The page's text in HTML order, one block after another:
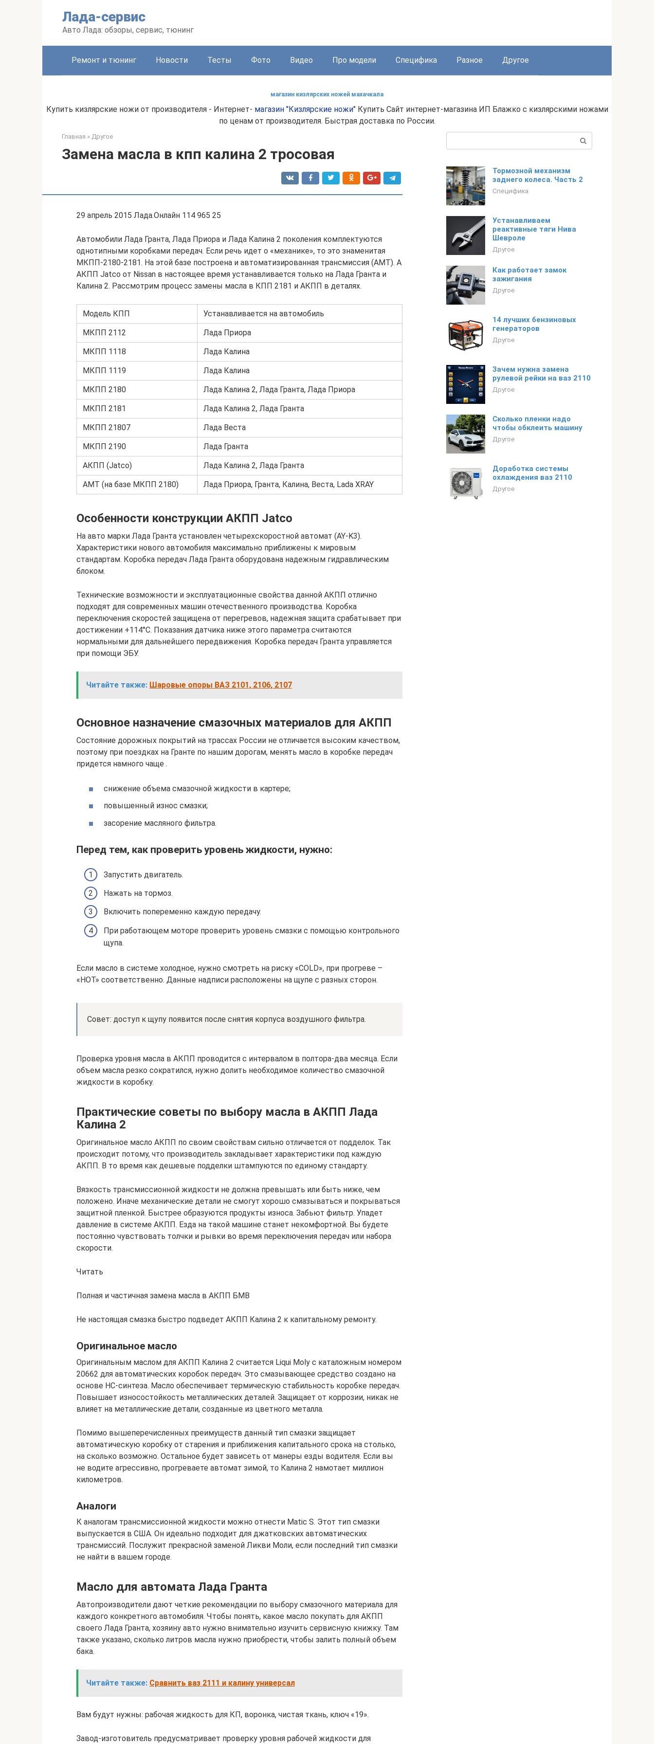
Лада-сервис
Авто Лада: обзоры, сервис, тюнинг
Ремонт и тюнинг Новости Тесты Фото Видео Про модели Специфика Разное Другое
магазин кизлярских ножей махачкала
Купить кизлярские ножи от производителя - Интернет- магазин "Кизлярские ножи" Купить Сайт интернет-магазина ИП Блажко с кизлярскими ножами
по ценам от производителя. Быстрая доставка по России.
Главная » Другое
Замена масла в кпп калина 2 тросовая
29 апрель 2015 Лада.Онлайн 114 965 25
Автомобили Лада Гранта, Лада Приора и Лада Калина 2 поколения комплектуются
однотипными коробками передач. Если речь идет о «механике», то это знаменитая
МКПП-2180-2181. На этой базе построена и автоматизированная трансмиссия (АМТ). А
АКПП Jatco от Nissan в настоящее время устанавливается только на Лада Гранта и
Калина 2. Рассмотрим процесс замены масла в КПП 2181 и АКПП в деталях.
Модель КПП Устанавливается на автомобиль
МКПП 2112 Лада Приора
МКПП 1118 Лада Калина
МКПП 1119 Лада Калина
МКПП 2180 Лада Калина 2, Лада Гранта, Лада Приора
МКПП 2181 Лада Калина 2, Лада Гранта
МКПП 21807 Лада Веста
МКПП 2190 Лада Гранта
АКПП (Jatco) Лада Калина 2, Лада Гранта
АМТ (на базе МКПП 2180) Лада Приора, Гранта, Калина, Веста, Lada XRAY
Особенности конструкции АКПП Jatcо
На авто марки Лада Гранта установлен четырехскоростной автомат (AY-K3).
Характеристики нового автомобиля максимально приближены к мировым
стандартам. Коробка передач Лада Гранта оборудована надежным гидравлическим
блоком.
Технические возможности и эксплуатационные свойства данной АКПП отлично
подходят для современных машин отечественного производства. Коробка
переключения скоростей защищена от перегревов, надежная защита срабатывает при
достижении +114°С. Показания датчика ниже этого параметра считаются
нормальными для дальнейшего передвижения. Коробка передач Гранта управляется
при помощи ЭБУ.
Читайте также: Шаровые опоры ВАЗ 2101, 2106, 2107
Основное назначение смазочных материалов для АКПП
Состояние дорожных покрытий на трассах России не отличается высоким качеством,
поэтому при поездках на Гранте по нашим дорогам, менять масло в коробке передач
придется намного чаще .
снижение объема смазочной жидкости в картере;
повышенный износ смазки;
засорение масляного фильтра.
Перед тем, как проверить уровень жидкости, нужно:
Запустить двигатель.
Нажать на тормоз.
Включить попеременно каждую передачу.
При работающем моторе проверить уровень смазки с помощью контрольного
щупа.
Если масло в системе холодное, нужно смотреть на риску «COLD», при прогреве –
«HOT» соответственно. Данные надписи расположены на щупе с разных сторон.
Совет: доступ к щупу появится после снятия корпуса воздушного фильтра.
Проверка уровня масла в АКПП проводится с интервалом в полтора-два месяца. Если
объем масла резко сократился, нужно долить необходимое количество смазочной
жидкости в коробку.
Практические советы по выбору масла в АКПП Лада
Калина 2
Оригинальное масло АКПП по своим свойствам сильно отличается от подделок. Так
происходит потому, что производитель закладывает характеристики под каждую
АКПП. В то время как дешевые подделки штампуются по единому стандарту.
Вязкость трансмиссионной жидкости не должна превышать или быть ниже, чем
положено. Иначе механические детали не смогут хорошо смазываться и покрываться
защитной пленкой. Быстрее образуются продукты износа. Забьют фильтр. Упадет
давление в системе АКПП. Езда на такой машине станет некомфортной. Вы будете
постоянно чувствовать толчки и рывки во время переключения передач или набора
скорости.
Читать
Полная и частичная замена масла в АКПП БМВ
Не настоящая смазка быстро подведет АКПП Калина 2 к капитальному ремонту.
Оригинальное масло
Оригинальным маслом для АКПП Калина 2 считается Liqui Moly с каталожным номером
20662 для автоматических коробок передач. Это смазывающее средство создано на
основе НС-синтеза. Масло обеспечивает термическую стабильность коробке передач.
Повышает износостойкость металлических деталей. Защищает от коррозии, никак не
влияет на металлические детали, созданные из цветного металла.
Помимо вышеперечисленных преимуществ данный тип смазки защищает
автоматическую коробку от старения и приближения капитального срока на столько,
на сколько возможно. Остальное будет зависеть от манеры езды водителя. Если вы
не водите агрессивно, прогреваете автомат зимой, то Калина 2 намотает миллион
километров.
Аналоги
К аналогам трансмиссионной жидкости можно отнести Matic S. Этот тип смазки
выпускается в США. Он идеально подходит для джатковских автоматических
трансмиссий. Послужит прекрасной заменой Ликви Моли, если последний тип смазки
не найти в вашем городе.
Масло для автомата Лада Гранта
Автопроизводители дают четкие рекомендации по выбору смазочного материала для
каждого конкретного автомобиля. Чтобы понять, какое масло покупать для АКПП
своего Лада Гранта, хозяину авто нужно внимательно изучить сервисную книжку. Там
также указано, сколько литров масла нужно приобрести, чтобы залить полный объем
бака.
Читайте также: Сравнить ваз 2111 и калину универсал
Вам будут нужны: рабочая жидкость для КП, воронка, чистая ткань, ключ «19».
Завод-изготовитель предусматривает проверку уровня рабочей жидкости для
Тормозной механизм
заднего колеса. Часть 2
Специфика
Устанавливаем
реактивные тяги Нива
Шевроле
Другое
Как работает замок
зажигания
Другое
14 лучших бензиновых
генераторов
Другое
Зачем нужна замена
рулевой рейки на ваз 2110
Другое
Сколько пленки надо
чтобы обклеить машину
Другое
Доработка системы
охлаждения ваз 2110
Другое